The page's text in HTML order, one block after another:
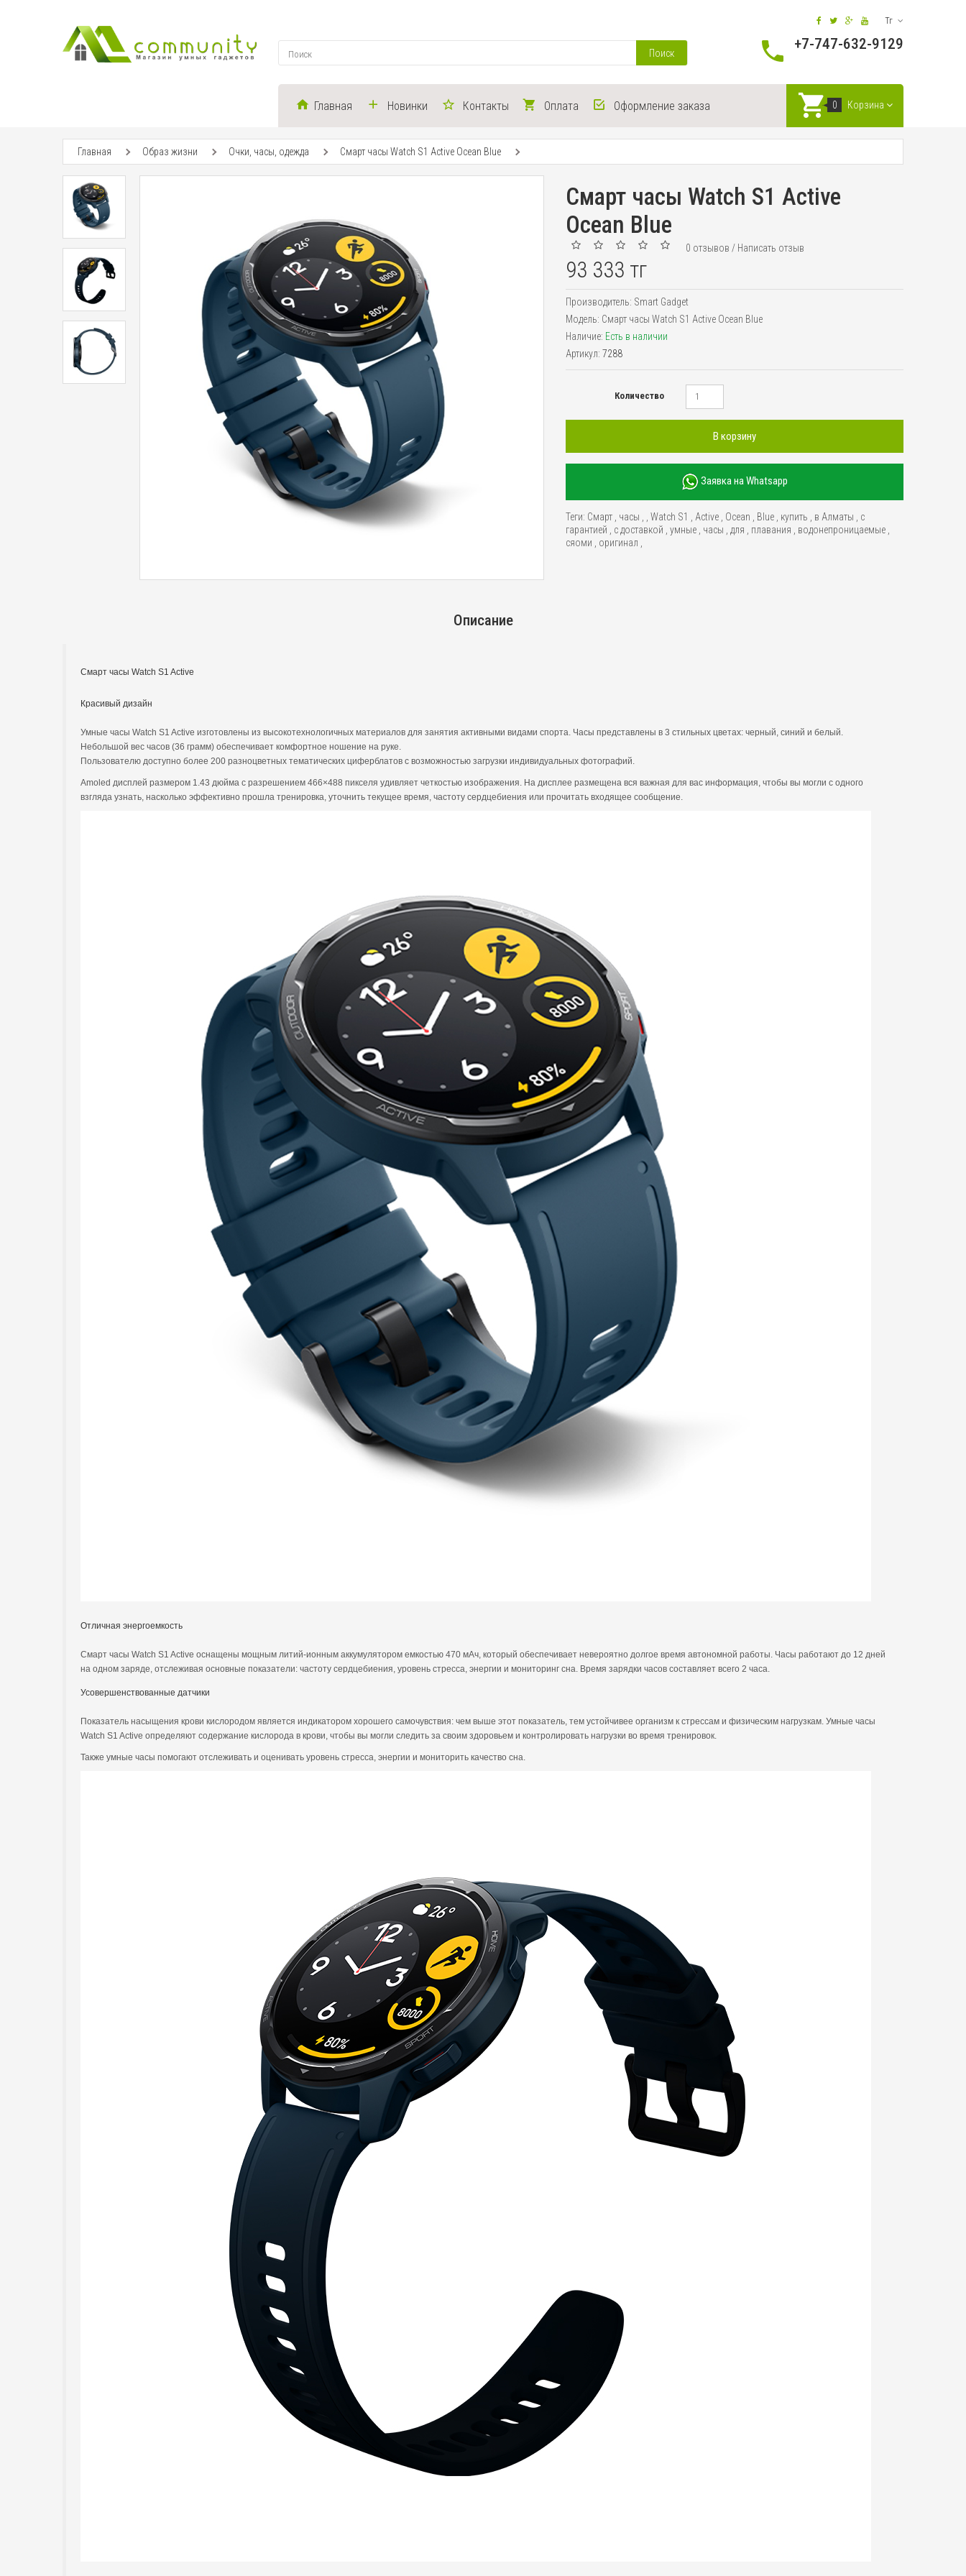
Тг
Поиск
+7-747-632-9129
Главная Новинки Контакты Оплата Оформление заказа 0 Корзина
Главная Образ жизни Очки, часы, одежда Смарт часы Watch S1 Active Ocean Blue
Смарт часы Watch S1 Active
Ocean Blue
0 отзывов / Написать отзыв
93 333 тг
Производитель: Smart Gadget
Модель: Смарт часы Watch S1 Active Ocean Blue
Наличие: Есть в наличии
Артикул: 7288
Количество
В корзину
Заявка на Whatsapp
Теги: Смарт часы Watch S1 Active Ocean Blue купить в Алматы
с
гарантией
с доставкой умные часы для плавания водонепроницаемые
сяоми
оригинал
Описание
Смарт часы Watch S1 Active
Красивый дизайн
Умные часы Watch S1 Active изготовлены из высокотехнологичных материалов для занятия активными видами спорта. Часы представлены в 3 стильных цветах: черный, синий и белый.
Небольшой вес часов (36 грамм) обеспечивает комфортное ношение на руке.
Пользователю доступно более 200 разноцветных тематических циферблатов с возможностью загрузки индивидуальных фотографий.
Amoled дисплей размером 1.43 дюйма с разрешением 466×488 пикселя удивляет четкостью изображения. На дисплее размещена вся важная для вас информация, чтобы вы могли с одного
взгляда узнать, насколько эффективно прошла тренировка, уточнить текущее время, частоту сердцебиения или прочитать входящее сообщение.
Отличная энергоемкость
Смарт часы Watch S1 Active оснащены мощным литий-ионным аккумулятором емкостью 470 мАч, который обеспечивает невероятно долгое время автономной работы. Часы работают до 12 дней
на одном заряде, отслеживая основные показатели: частоту сердцебиения, уровень стресса, энергии и мониторинг сна. Время зарядки часов составляет всего 2 часа.
Усовершенствованные датчики
Показатель насыщения крови кислородом является индикатором хорошего самочувствия: чем выше этот показатель, тем устойчивее организм к стрессам и физическим нагрузкам. Умные часы
Watch S1 Active определяют содержание кислорода в крови, чтобы вы могли следить за своим здоровьем и контролировать нагрузки во время тренировок.
Также умные часы помогают отслеживать и оценивать уровень стресса, энергии и мониторить качество сна.